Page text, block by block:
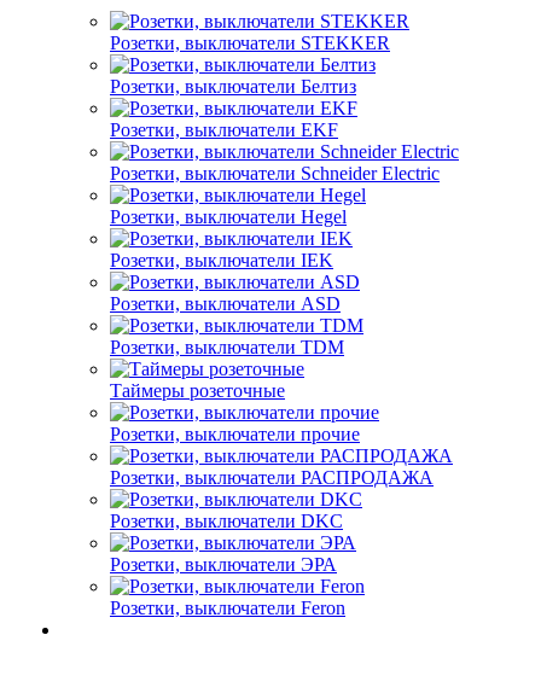
Розетки, выключатели STEKKER
Розетки, выключатели Белтиз
Розетки, выключатели EKF
Розетки, выключатели Schneider Electric
Розетки, выключатели Hegel
Розетки, выключатели IEK
Розетки, выключатели ASD
Розетки, выключатели TDM
Таймеры розеточные
Розетки, выключатели прочие
Розетки, выключатели РАСПРОДАЖА
Розетки, выключатели DKC
Розетки, выключатели ЭРА
Розетки, выключатели Feron